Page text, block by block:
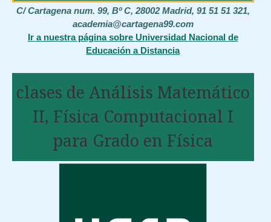
C/ Cartagena num. 99, Bº C, 28002 Madrid, 91 51 51 321,
academia@cartagena99.com
Ir a nuestra página sobre Universidad Nacional de
Educación a Distancia
clases de Análisis Matemático
II, Física Computacional I
para Grado en Física